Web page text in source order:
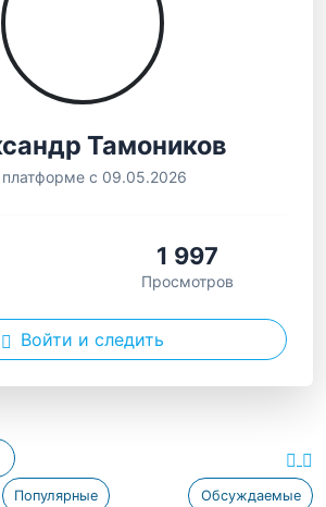
Тамоников
с 09.05.2026
1 997
Просмотров
Войти и следить
Популярные Обсуждаемые